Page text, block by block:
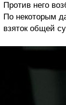
Против него
По некоторым
взяток общей